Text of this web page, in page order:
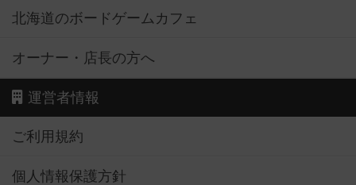
北海道のボードゲームカフェ
オーナー・店長の方へ
運営者情報
ご利用規約
個人情報保護方針